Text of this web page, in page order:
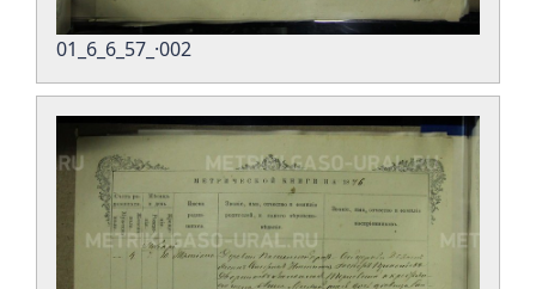
01_6_6_57_·002